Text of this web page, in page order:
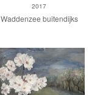
2017
Waddenzee buitendijks